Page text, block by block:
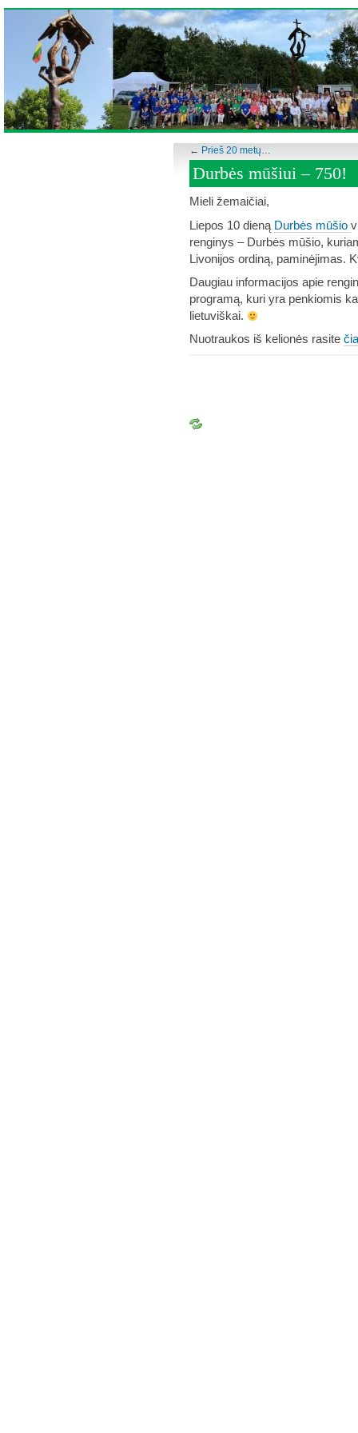
← Prieš 20 metų…
Durbės mūšiui – 750!
Mieli žemaičiai,
Liepos 10 dieną Durbės mūšio
renginys – Durbės mūšio,
Livonijos ordiną, paminėjimas.
Daugiau informacijos apie
programą, kuri yra penkiomis
lietuviškai.
Nuotraukos iš kelionės rasite